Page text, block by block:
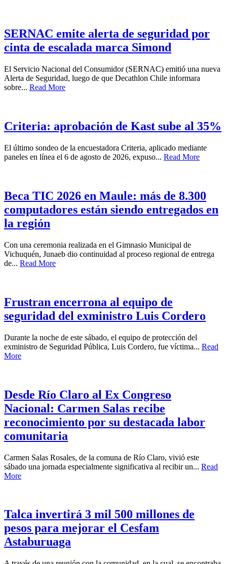
SERNAC emite alerta de seguridad por
cinta de escalada marca Simond
El Servicio Nacional del Consumidor (SERNAC) emitió una nueva
Alerta de Seguridad, luego de que Decathlon Chile informara
sobre... Read More
Criteria: aprobación de Kast sube al 35%
El último sondeo de la encuestadora Criteria, aplicado mediante
paneles en línea el 6 de agosto de 2026, expuso... Read More
Beca TIC 2026 en Maule: más de 8.300
computadores están siendo entregados en
la región
Con una ceremonia realizada en el Gimnasio Municipal de
Vichuquén, Junaeb dio continuidad al proceso regional de entrega
de... Read More
Frustran encerrona al equipo de
seguridad del exministro Luis Cordero
Durante la noche de este sábado, el equipo de protección del
exministro de Seguridad Pública, Luis Cordero, fue víctima... Read
More
Desde Río Claro al Ex Congreso
Nacional: Carmen Salas recibe
reconocimiento por su destacada labor
comunitaria
Carmen Salas Rosales, de la comuna de Río Claro, vivió este
sábado una jornada especialmente significativa al recibir un... Read
More
Talca invertirá 3 mil 500 millones de
pesos para mejorar el Cesfam
Astaburuaga